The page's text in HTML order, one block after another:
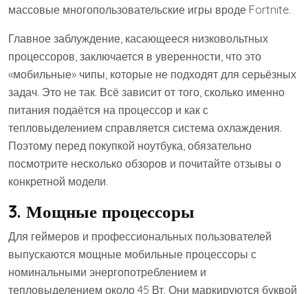
массовые многопользовательские игры вроде Fortnite.
Главное заблуждение, касающееся низковольтных
процессоров, заключается в уверенности, что это
«мобильные» чипы, которые не подходят для серьёзных
задач. Это не так. Всё зависит от того, сколько именно
питания подаётся на процессор и как с
тепловыделением справляется система охлаждения.
Поэтому перед покупкой ноутбука, обязательно
посмотрите несколько обзоров и почитайте отзывы о
конкретной модели.
3. Мощные процессоры
Для геймеров и профессиональных пользователей
выпускаются мощные мобильные процессоры с
номинальными энергопотреблением и
тепловыделением около 45 Вт. Они маркируются буквой